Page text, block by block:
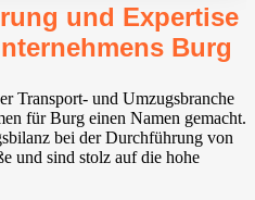
und Expertise
Burg
Transport- und Umzugsbranche
für Burg einen Namen gemacht.
bei der Durchführung von
und sind stolz auf die hohe